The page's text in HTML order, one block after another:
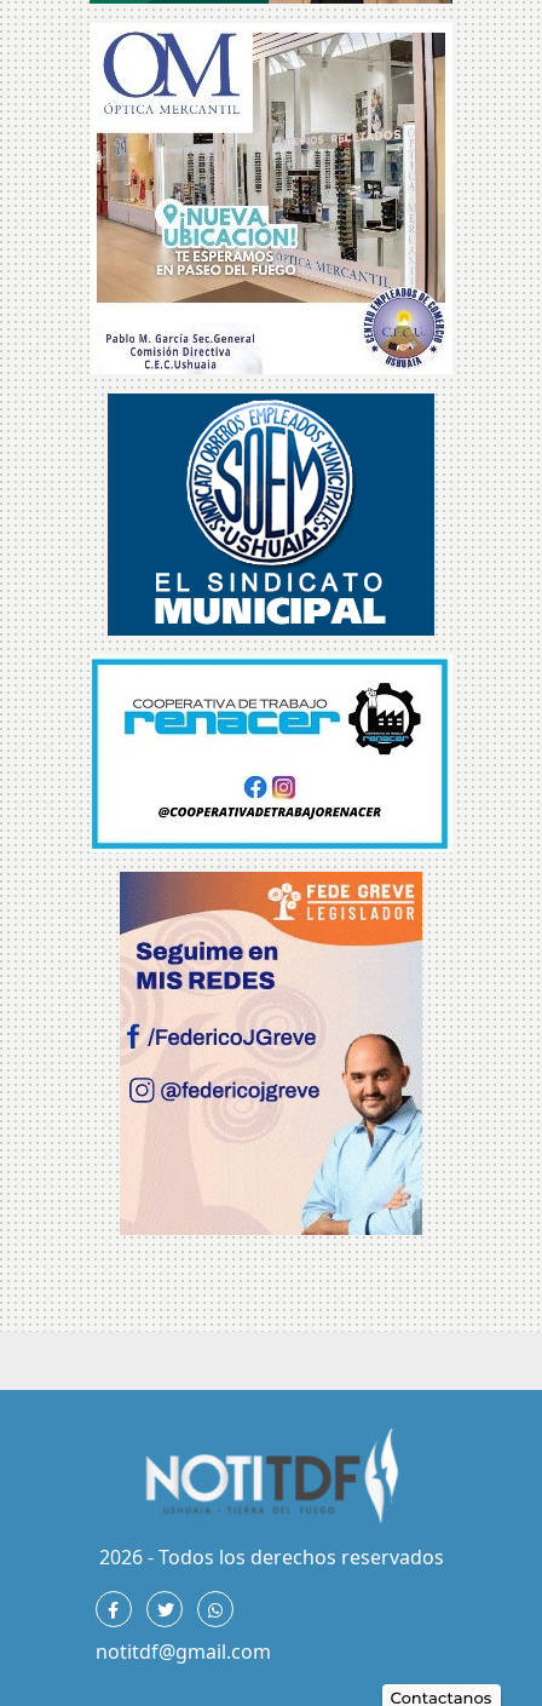
2026 - Todos los derechos reservados
notitdf@gmail.com